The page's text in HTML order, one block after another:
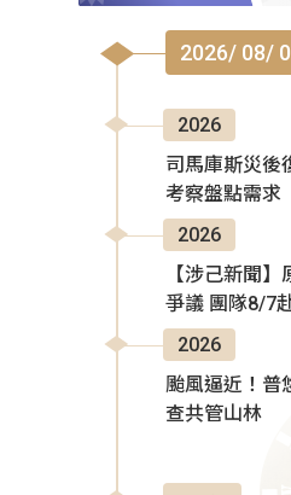
2026/ 08/
2026
司馬庫斯災後
考察盤點需求
2026
【涉己新聞
爭議 團隊8/7
2026
颱風逼近！普
查共管山林